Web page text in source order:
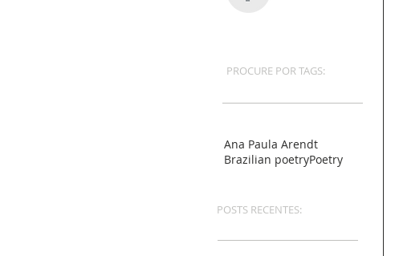
Ana Paula Arendt
Brazilian poetryPoetry
PROCURE POR TAGS:
POSTS RECENTES: